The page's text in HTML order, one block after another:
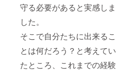
守る必要があると実感しま
した。
そこで自分たちに出来るこ
とは何だろう？と考えてい
たところ、これまでの経験